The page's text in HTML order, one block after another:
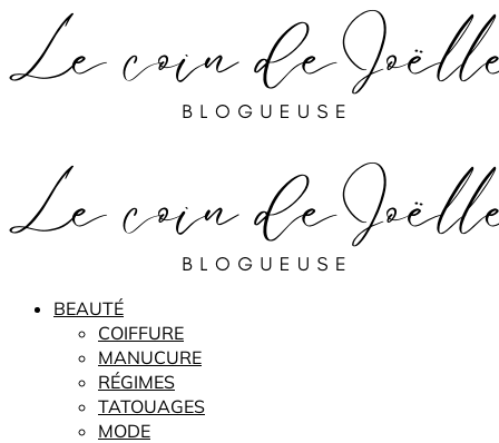
BEAUTÉ
COIFFURE
MANUCURE
RÉGIMES
TATOUAGES
MODE